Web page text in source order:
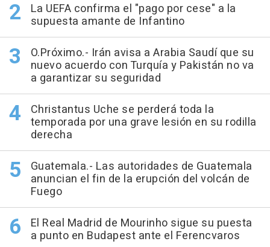
La UEFA confirma el "pago por cese" a la
supuesta amante de Infantino
O.Próximo.- Irán avisa a Arabia Saudí que su
nuevo acuerdo con Turquía y Pakistán no va
a garantizar su seguridad
Christantus Uche se perderá toda la
temporada por una grave lesión en su rodilla
derecha
Guatemala.- Las autoridades de Guatemala
anuncian el fin de la erupción del volcán de
Fuego
El Real Madrid de Mourinho sigue su puesta
a punto en Budapest ante el Ferencvaros